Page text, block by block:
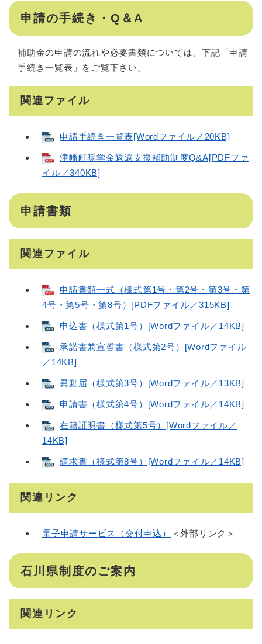
申請の手続き・Q＆A
補助金の申請の流れや必要書類については、下記「申請
手続き一覧表」をご覧下さい。
関連ファイル
申請手続き一覧表[Wordファイル／20KB]
津幡町奨学金返還支援補助制度Q&A[PDFファ
イル／340KB]
申請書類
関連ファイル
申請書類一式（様式第1号・第2号・第3号・第
4号・第5号・第8号）[PDFファイル／315KB]
申込書（様式第1号）[Wordファイル／14KB]
承諾書兼宣誓書（様式第2号）[Wordファイル
／14KB]
異動届（様式第3号）[Wordファイル／13KB]
申請書（様式第4号）[Wordファイル／14KB]
在籍証明書（様式第5号）[Wordファイル／
14KB]
請求書（様式第8号）[Wordファイル／14KB]
関連リンク
電子申請サービス（交付申込） ＜外部リンク＞
石川県制度のご案内
関連リンク